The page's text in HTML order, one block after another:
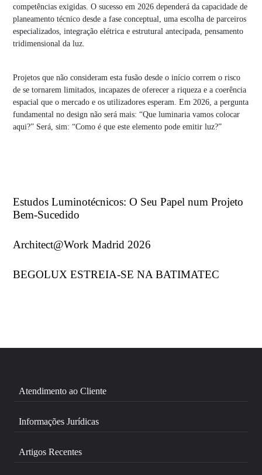
competências exigidas. O sucesso em 2026 dependerá da capacidade de
planeamento técnico desde a fase conceptual, uma escolha de parceiros
especializados, integração elétrica e estrutural antecipada, pensamento
tridimensional da luz.
Projetos que não consideram esta fusão desde o início correm o risco
de se tornarem limitados, incapazes de oferecer a riqueza e a coerência
espacial que o mercado e os utilizadores esperam. Em 2026, a pergunta
fundamental no design não será mais: “Que luminaria vamos colocar
aqui?” Será, sim: “Como é que este elemento pode emitir luz?”
Estudos Luminotécnicos: O Seu Papel num Projeto
Bem-Sucedido
Architect@Work Madrid 2026
BEGOLUX ESTREIA-SE NA BATIMATEC
Atendimento ao Cliente
Informações Jurídicas
Artigos Recentes